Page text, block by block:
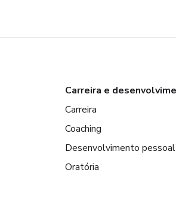
Carreira e
Carreira
Coaching
Desenvolvimento pessoal
Oratória